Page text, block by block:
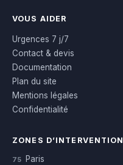
VOUS AIDER
Urgences 7 j/7
Contact & devis
Documentation
Plan du site
Mentions légales
Confidentialité
ZONES D’INTERVENTION
75 Paris